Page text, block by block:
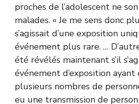
proches de l’adolescent ne
malades. « Je me sens donc
s’agissait d’une exposition
événement plus rare. …
été révélés maintenant s’il
événement d’exposition ayant
plusieurs nombres de
eu une transmission de